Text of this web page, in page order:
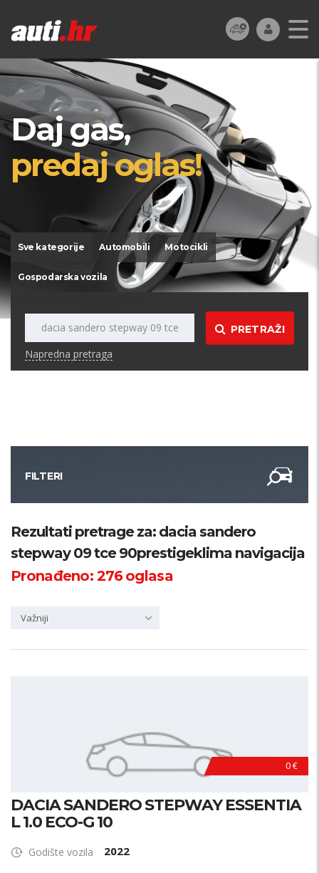
Daj gas,
predaj oglas!
Sve kategorije Automobili Motocikli
Gospodarska vozila
PRETRAŽI
Napredna pretraga
FILTERI
Kategorija
Županija
Rezultati pretrage za: dacia sandero
stepway 09 tce 90prestigeklima navigacija
Pronađeno:276oglasa
Važniji
0 €
DACIA SANDERO STEPWAY ESSENTIA
L 1.0 ECO-G 10
Godište vozila 2022